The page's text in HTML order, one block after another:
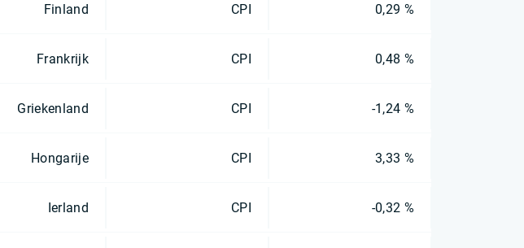
Finland CPI 0,29 %
Frankrijk CPI 0,48 %
Griekenland CPI -1,24 %
Hongarije CPI 3,33 %
Ierland CPI -0,32 %